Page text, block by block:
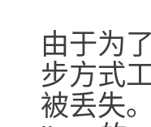
由于为
步方式
被丢失